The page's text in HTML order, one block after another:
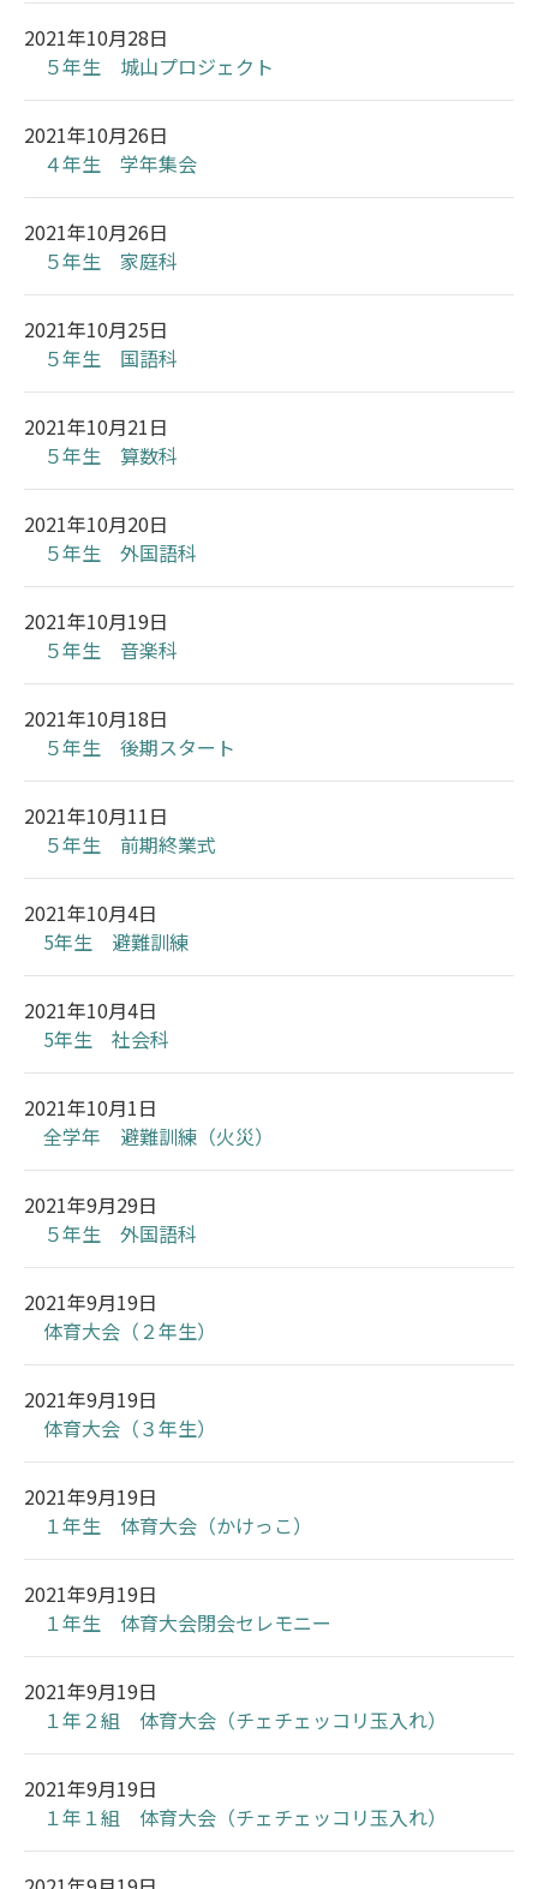
2021年10月28日
５年生 城山プロジェクト
2021年10月26日
４年生 学年集会
2021年10月26日
５年生 家庭科
2021年10月25日
５年生 国語科
2021年10月21日
５年生 算数科
2021年10月20日
５年生 外国語科
2021年10月19日
５年生 音楽科
2021年10月18日
５年生 後期スタート
2021年10月11日
５年生 前期終業式
2021年10月4日
5年生 避難訓練
2021年10月4日
5年生 社会科
2021年10月1日
全学年 避難訓練（火災）
2021年9月29日
５年生 外国語科
2021年9月19日
体育大会（２年生）
2021年9月19日
体育大会（３年生）
2021年9月19日
１年生 体育大会（かけっこ）
2021年9月19日
１年生 体育大会閉会セレモニー
2021年9月19日
１年２組 体育大会（チェチェッコリ玉入れ）
2021年9月19日
１年１組 体育大会（チェチェッコリ玉入れ）